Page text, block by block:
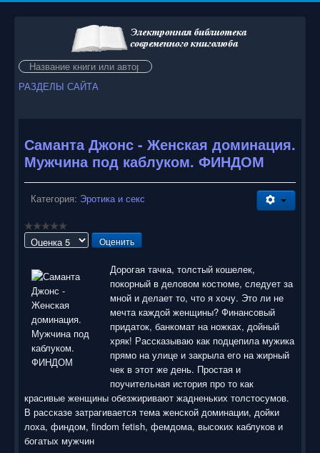
Искать...
РАЗДЕЛЫ САЙТА
Саманта Джонс - Женская доминация.
Мужчина под каблуком. ФИНДОМ
Категория: Эротика и секс
Пожалуйста,
Дорогая тачка, толстый кошелек,
покорный в деловом костюме, следует за
мной и делает то, что я хочу. Это ли не
мечта каждой женщины? Финансовый
придаток, банкомат на ножках, дойный
хряк! Рассказываю как подцепила мужика
прямо на улице и закрыла его на жирный
чек в этот же день. Простая и
поучительная история про то как
красивые женщины обезжиривают жадненьких толстосумов.
В рассказе затрагивается тема женской доминации, дойки
лоха, финдом, findom fetish, фемдома, высоких каблуков и
богатых мужчин